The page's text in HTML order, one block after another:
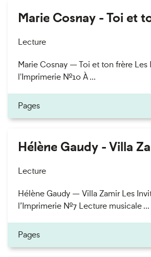
Marie Cosnay - Toi et
Lecture
Marie Cosnay — Toi et ton frère Les
l'Imprimerie n°10 À ...
Pages
Hélène Gaudy - Villa
Lecture
Hélène Gaudy — Villa Zamir Les
l’Imprimerie n°7 Lecture musicale ...
Pages